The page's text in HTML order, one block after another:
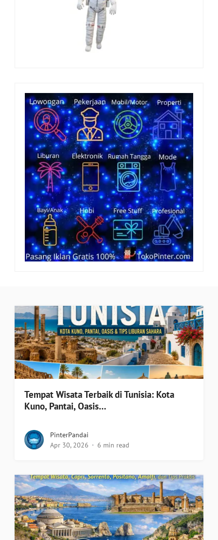
Tempat Wisata Terbaik di Tunisia: Kota
Kuno, Pantai, Oasis…
PinterPandai
Apr 30, 2026
6 min read